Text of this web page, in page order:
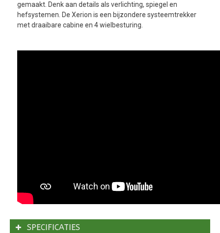
gemaakt. Denk aan details als verlichting, spiegel en
hefsystemen. De Xerion is een bijzondere systeemtrekker
met draaibare cabine en 4 wielbesturing.
SPECIFICATIES